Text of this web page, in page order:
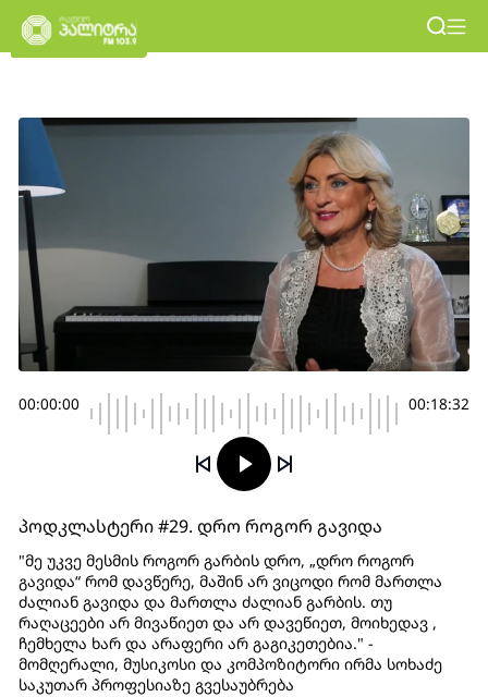
00:00:00 00:18:32
პოდკლასტერი #29. დრო როგორ გავიდა
"მე უკვე მესმის როგორ გარბის დრო, „დრო როგორ
გავიდა“ რომ დავწერე, მაშინ არ ვიცოდი რომ მართლა
ძალიან გავიდა და მართლა ძალიან გარბის. თუ
რაღაცეები არ მივაწიეთ და არ დავეწიეთ, მოიხედავ ,
ჩემხელა ხარ და არაფერი არ გაგიკეთებია." -
მომღერალი, მუსიკოსი და კომპოზიტორი ირმა სოხაძე
საკუთარ პროფესიაზე გვესაუბრება